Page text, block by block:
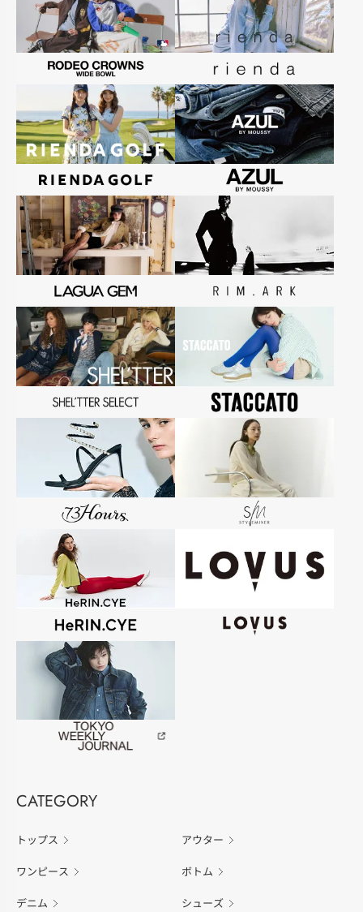
CATEGORY
トップス アウター
ワンピース ボトム
デニム シューズ